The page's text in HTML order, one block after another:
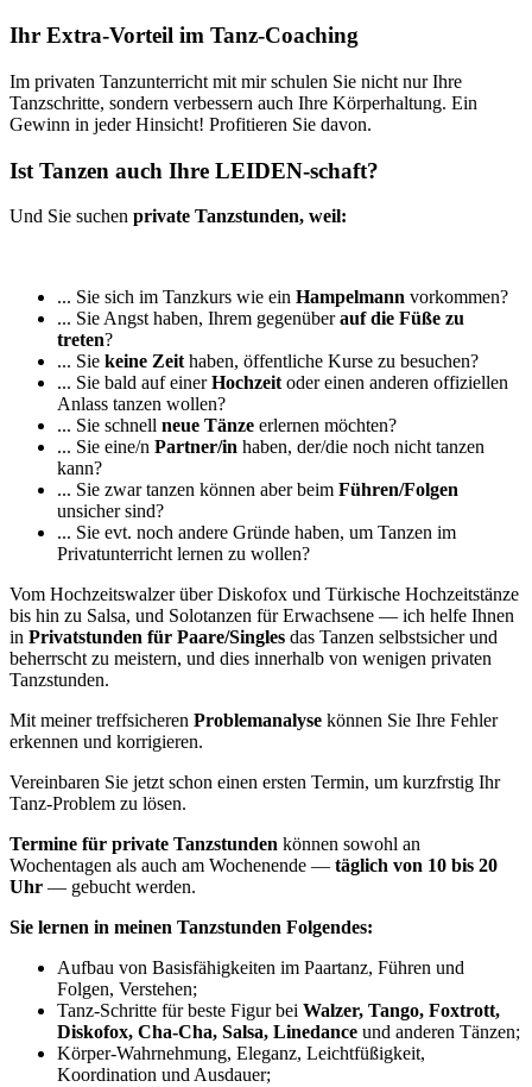
Ihr Extra-Vorteil im Tanz-Coaching
Im privaten Tanzunterricht mit mir schulen Sie nicht nur Ihre
Tanzschritte, sondern verbessern auch Ihre Körperhaltung. Ein
Gewinn in jeder Hinsicht! Profitieren Sie davon.
Ist Tanzen auch Ihre LEIDEN‐schaft?
Und Sie suchen private Tanzstunden, weil:
... Sie sich im Tanzkurs wie ein Hampelmann vorkommen?
... Sie Angst haben, Ihrem gegenüberauf die Füße zu
treten?
... Sie keine Zeit haben, öffentliche Kurse zu besuchen?
... Sie bald auf einerHochzeit oder einen anderen offiziellen
Anlass tanzen wollen?
... Sie schnell neue Tänze erlernen möchten?
... Sie eine/n Partner/in haben, der/die noch nicht tanzen
kann?
... Sie zwar tanzen können aber beim Führen/Folgen
unsicher sind?
... Sie evt. noch andere Gründe haben, um Tanzen im
Privatunterricht lernen zu wollen?
Vom Hochzeitswalzer über Diskofox und Türkische Hochzeitstänze
bis hin zu Salsa, und Solotanzen für Erwachsene — ich helfe Ihnen
in Privatstunden für Paare/Singles das Tanzen selbstsicher und
beherrscht zu meistern, und dies innerhalb von wenigen privaten
Tanzstunden.
Mit meiner treffsicheren Problemanalyse können Sie Ihre Fehler
erkennen und korrigieren.
Vereinbaren Sie jetzt schon einen ersten Termin, um kurzfrstig Ihr
Tanz‐Problem zu lösen.
Termine für private Tanzstunden können sowohl an
Wochentagen als auch am Wochenende — täglich von 10 bis 20
Uhr — gebucht werden.
Sie lernen in meinen Tanzstunden Folgendes:
Aufbau von Basisfähigkeiten im Paartanz, Führen und
Folgen, Verstehen;
Tanz‐Schritte für beste Figur bei Walzer, Tango, Foxtrott,
Diskofox, Cha‐Cha, Salsa, Linedance und anderen Tänzen;
Körper‐Wahrnehmung, Eleganz, Leichtfüßigkeit,
Koordination und Ausdauer;